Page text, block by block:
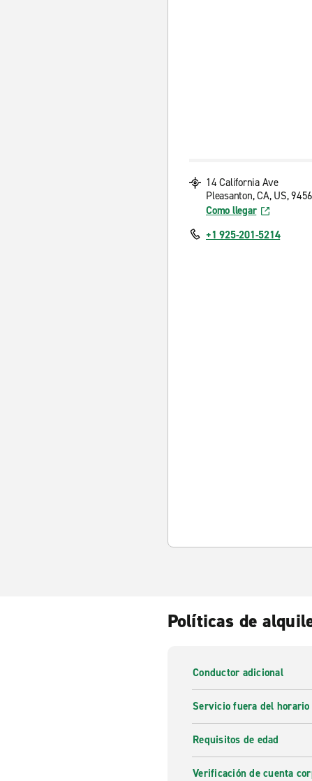
14 California Ave
Pleasanton, CA, US,
Como llegar
+1 925-201-5214
Políticas de
Conductor adicional
Servicio fuera del horario
Requisitos de edad
Verificación de cuenta